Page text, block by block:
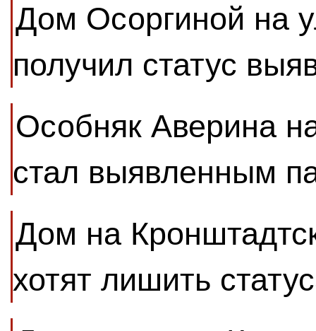
Дом Осоргиной на
получил статус
Особняк Аверина
стал выявленным
Дом на
хотят лишить